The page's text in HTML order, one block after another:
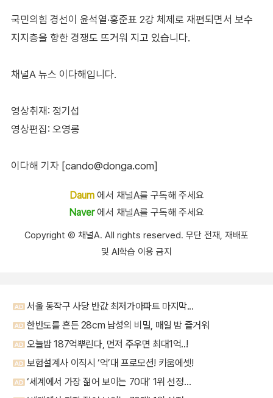
국민의힘 경선이 윤석열·홍준표 2강 체제로 재편되면서 보수
지지층을 향한 경쟁도 뜨거워 지고 있습니다.
채널A 뉴스 이다해입니다.
영상취재: 정기섭
영상편집: 오영롱
이다해 기자 [cando@donga.com]
Daum에서 채널A를 구독해 주세요
Naver에서 채널A를 구독해 주세요
Copyright Ⓒ 채널A. All rights reserved. 무단 전재, 재배포
및 AI학습 이용 금지